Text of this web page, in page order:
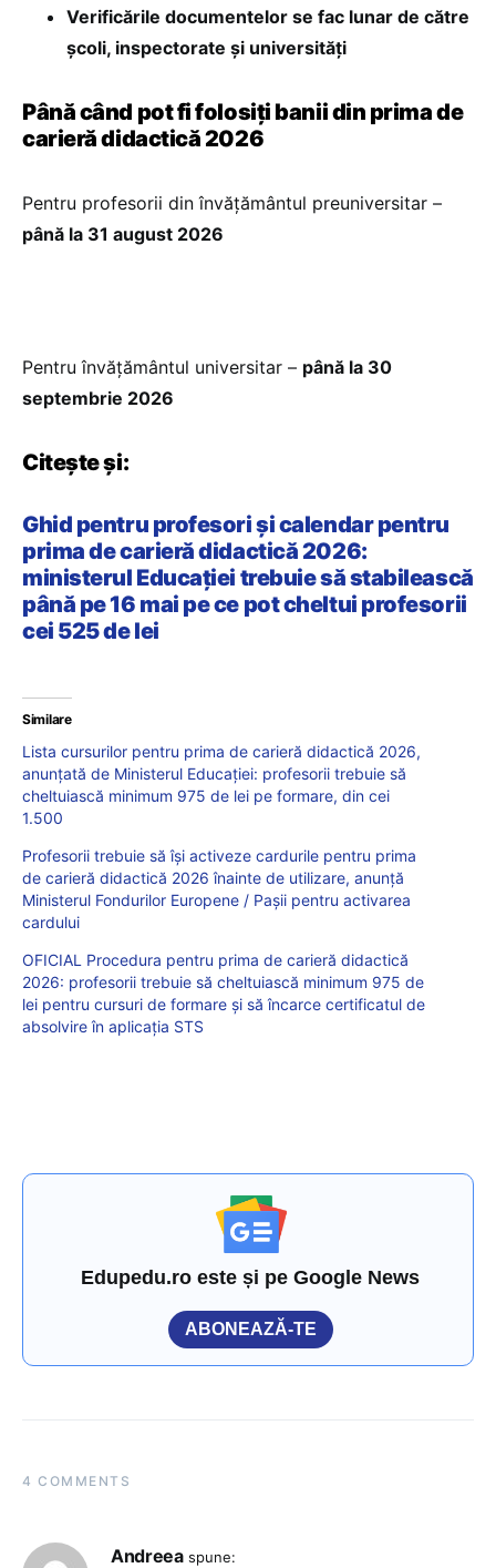
Verificările documentelor se fac lunar de către
școli, inspectorate și universități
Până când pot fi folosiți banii din prima de
carieră didactică 2026
Pentru profesorii din învățământul preuniversitar –
până la 31 august 2026
Pentru învățământul universitar – până la 30
septembrie 2026
Citește și:
Ghid pentru profesori și calendar pentru
prima de carieră didactică 2026:
ministerul Educației trebuie să stabilească
până pe 16 mai pe ce pot cheltui profesorii
cei 525 de lei
Similare
Lista cursurilor pentru prima de carieră didactică 2026,
anunțată de Ministerul Educației: profesorii trebuie să
cheltuiască minimum 975 de lei pe formare, din cei
1.500
Profesorii trebuie să își activeze cardurile pentru prima
de carieră didactică 2026 înainte de utilizare, anunță
Ministerul Fondurilor Europene / Pașii pentru activarea
cardului
OFICIAL Procedura pentru prima de carieră didactică
2026: profesorii trebuie să cheltuiască minimum 975 de
lei pentru cursuri de formare și să încarce certificatul de
absolvire în aplicația STS
Edupedu.ro este și pe Google News
ABONEAZĂ-TE
4 COMMENTS
Andreea spune: